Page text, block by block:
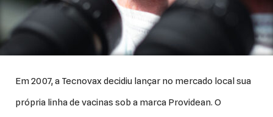
Em 2007, a Tecnovax decidiu lançar no mercado local sua
própria linha de vacinas sob a marca Providean. O